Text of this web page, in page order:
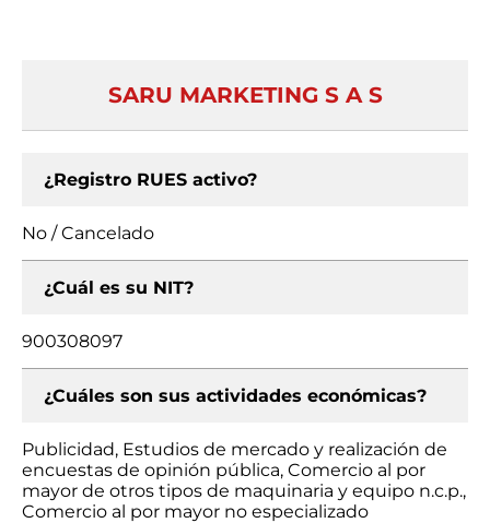
SARU MARKETING S A S
¿Registro RUES activo?
No / Cancelado
¿Cuál es su NIT?
900308097
¿Cuáles son sus actividades económicas?
Publicidad, Estudios de mercado y realización de
encuestas de opinión pública, Comercio al por
mayor de otros tipos de maquinaria y equipo n.c.p.,
Comercio al por mayor no especializado